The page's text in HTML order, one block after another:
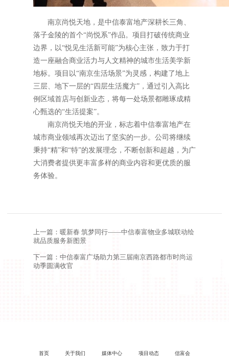
南京尚悦天地，是中信泰富地产深耕长三角、
落子金陵的首个“尚悦系”作品。项目打破传统商业
边界，以“悦见生活新可能”为核心主张，致力于打
造一座融合商业活力与人文精神的城市生活美学新
地标。项目以“南京生活场景”为灵感，构建了地上
三层、地下一层的“四层生活魔方”，通过引入高比
例区域首店与创新业态，将每一处场景都雕琢成精
心甄选的“生活提案”。
南京尚悦天地的开业，标志着中信泰富地产在
城市商业领域再次迈出了坚实的一步。公司将继续
秉持“精”和“特”的发展理念，不断创新和超越，为广
大消费者提供更丰富多样的商业内容和更优质的服
务体验。
上一篇： 暖新春 筑梦同行——中信泰富物业多城联动绘
就品质服务新图景
下一篇： 中信泰富广场助力第三届南京西路都市时尚运
动季圆满收官
首页 关于我们 媒体中心 项目动态 信富会